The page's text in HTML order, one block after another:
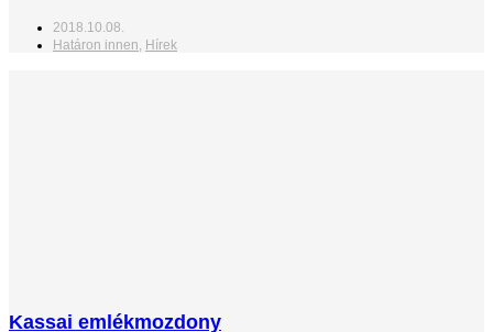
2018.10.08.
Határon innen Hírek
Kassai emlékmozdony